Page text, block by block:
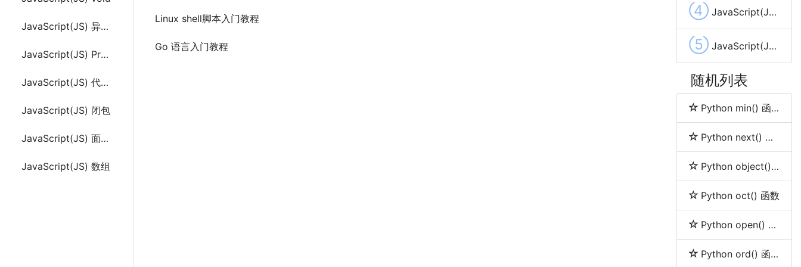
JavaScript(JS) 异步编程
JavaScript(JS) Promise介绍及使用
JavaScript(JS) 代码编写规范
JavaScript(JS) 闭包
JavaScript(JS) 面向对象(封装、继承、多态)
JavaScript(JS) 数组
Linux shell脚本入门教程
Go 语言入门教程
④ JavaScript(JS) 正则表达式 和 RegExp 对象
⑤ JavaScript(JS) Math 对象
随机列表
Python min() 函数
Python next() 函数
Python object() 函数
Python oct() 函数
Python open() 函数
Python ord() 函数